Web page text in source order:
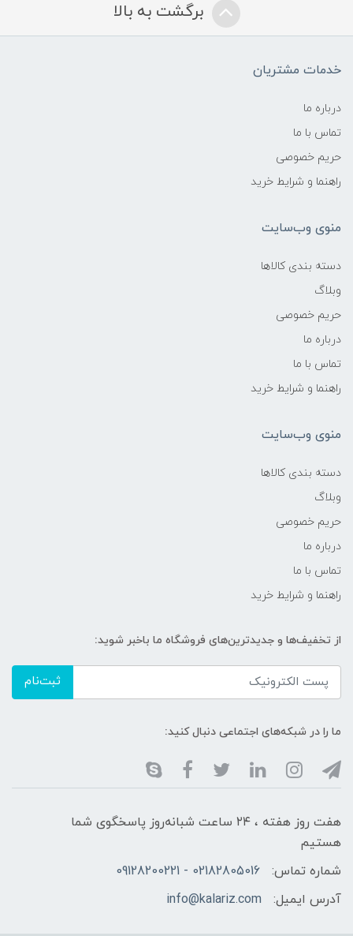
برگشت به بالا
خدمات مشتریان
درباره ما
تماس با ما
حریم خصوصی
راهنما و شرایط خرید
منوی وب‌سایت
دسته بندی کالاها
وبلاگ
حریم خصوصی
درباره ما
تماس با ما
راهنما و شرایط خرید
منوی وب‌سایت
دسته بندی کالاها
وبلاگ
حریم خصوصی
درباره ما
تماس با ما
راهنما و شرایط خرید
از تخفیف‌ها و جدیدترین‌های فروشگاه ما باخبر شوید:
ثبت‌نام
ما را در شبکه‌های اجتماعی دنبال کنید:
هفت روز هفته ، ۲۴ ساعت شبانه‌روز پاسخگوی شما
هستیم
شماره تماس:
02182805016 - 09128200221
آدرس ایمیل:
info@kalariz.com